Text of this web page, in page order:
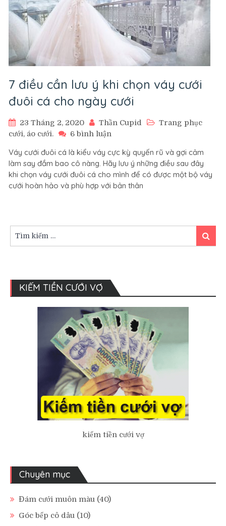
7 điều cần lưu ý khi chọn váy cưới
đuôi cá cho ngày cưới
23 Tháng 2, 2020 Thần Cupid
Trang phục
cưới, áo cưới.
6 bình luận
điều
cần
lưu
ý
cưới
cá
cưới
Váy cưới đuôi cá là kiểu váy cực kỳ quyến rũ và gợi cảm
làm say đắm bao cô nàng. Hãy lưu ý những điều sau đây
khi chọn váy cưới đuôi cá cho mình để có được một bộ váy
cưới hoàn hảo và phù hợp với bản thân
kiếm:
Tìm
kiếm
KIẾM TIỀN CƯỚI VỢ
kiếm tiền cưới vợ
Chuyên mục
Đám cưới muôn màu (40)
Góc bếp cô dâu (10)